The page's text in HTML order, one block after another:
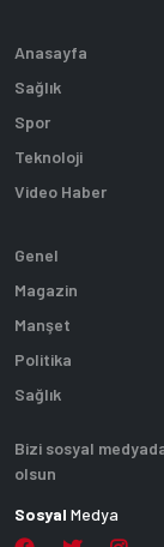
Anasayfa
Sağlık
Spor
Teknoloji
Video Haber
Genel
Magazin
Manşet
Politika
Sağlık
Bizi sosyal
olsun
Sosyal Medya